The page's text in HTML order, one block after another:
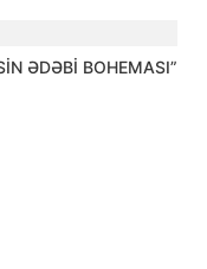
ƏDƏBİ BOHEMASI”